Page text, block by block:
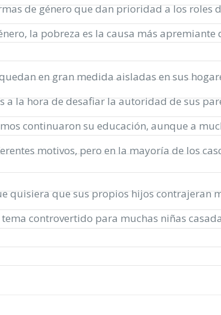
de género que dan prioridad a los roles
la pobreza es la causa más
en gran medida aisladas en sus
a la hora de desafiar la autoridad de sus
continuaron su educación, aunque a
motivos, pero en la mayoría de los
quisiera que sus propios hijos contrajeran
controvertido para muchas niñas